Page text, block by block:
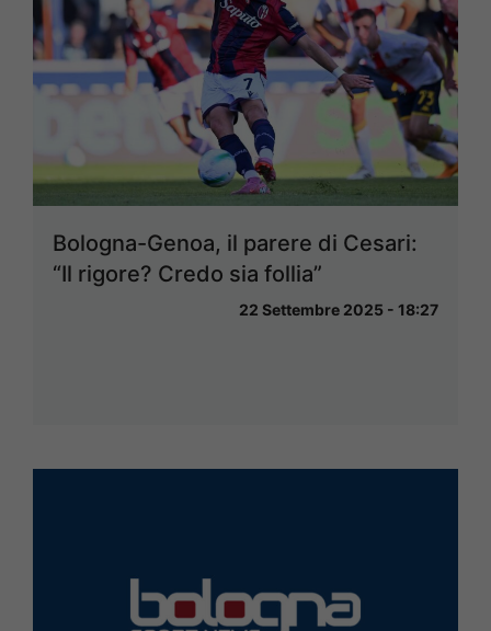
Bologna-Genoa, il parere di Cesari:
“Il rigore? Credo sia follia”
22 Settembre 2025 - 18:27